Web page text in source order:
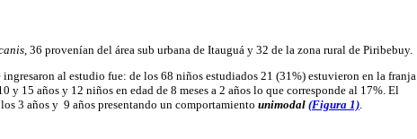
, 36 provenían del área sub urbana de Itauguá y 32 de la zona rural de Piribebuy.
al estudio fue: de los 68 niños estudiados 21 (31%) estuvieron en la franja
y 15 años y 12 niños en edad de 8 meses a 2 años lo que corresponde al 17%. El
3 años y 9 años presentando un comportamiento unimodal (Figura 1).